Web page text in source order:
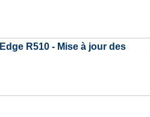
R510 - Mise à jour des